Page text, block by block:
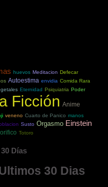
huevos Meditacion Defecar
Autoestima envidia Comida Rara
Eternidad Psiquiatria Poder
Ficción Anime
veneno Cuarto de Panico manos
Susto Orgasmo Einstein
Totoro
Días
30 Dias